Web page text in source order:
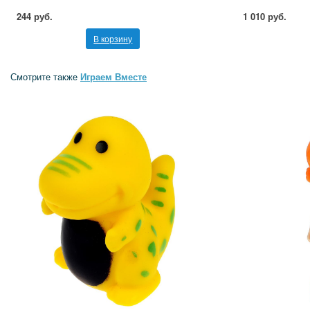
244 руб.
В корзину
1 010 руб.
Смотрите также Играем Вместе